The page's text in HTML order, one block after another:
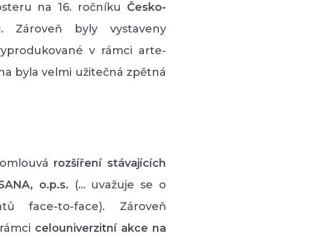
na 16. ročníku Česko-
. Zároveň byly vystaveny
v rámci arte-
byla velmi užitečná zpětná
rozšíření stávajících
o.p.s. (… uvažuje se o
face-to-face). Zároveň
celouniverzitní akce na